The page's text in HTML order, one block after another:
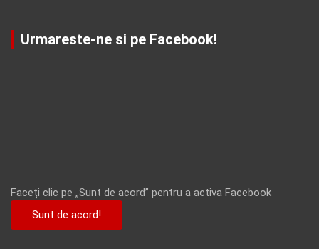
Urmareste-ne si pe Facebook!
Faceți clic pe „Sunt de acord” pentru a activa Facebook
Sunt de acord!